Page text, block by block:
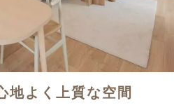
地よく上質な空間